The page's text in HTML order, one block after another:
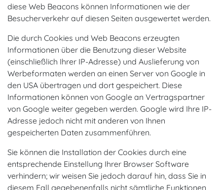
diese Web Beacons können Informationen wie der
Besucherverkehr auf diesen Seiten ausgewertet werden.
Die durch Cookies und Web Beacons erzeugten
Informationen über die Benutzung dieser Website
(einschließlich Ihrer IP-Adresse) und Auslieferung von
Werbeformaten werden an einen Server von Google in
den USA übertragen und dort gespeichert. Diese
Informationen können von Google an Vertragspartner
von Google weiter gegeben werden. Google wird Ihre IP-
Adresse jedoch nicht mit anderen von Ihnen
gespeicherten Daten zusammenführen.
Sie können die Installation der Cookies durch eine
entsprechende Einstellung Ihrer Browser Software
verhindern; wir weisen Sie jedoch darauf hin, dass Sie in
diesem Fall gegebenenfalls nicht sämtliche Funktionen